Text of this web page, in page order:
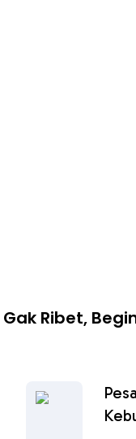
Gak Ribet,